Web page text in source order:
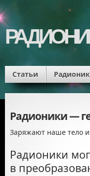
Статьи
Радионики —
Заряжают наше тело
Радионики
в